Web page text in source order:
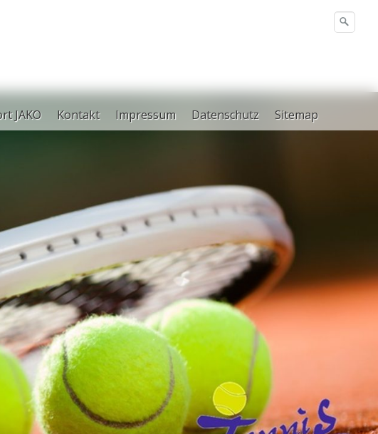
JAKO Kontakt Impressum Datenschutz Sitemap